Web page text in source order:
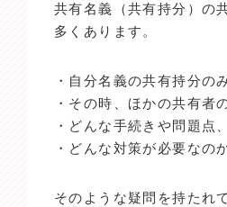
共有名義（共有持分）の
多くあります。
・自分名義の共有持分の
・その時、ほかの共有者
・どんな手続きや問題点
・どんな対策が必要なの
そのような疑問を持たれ